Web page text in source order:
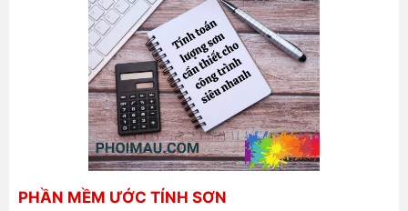
PHẦN MỀM ƯỚC TÍNH SƠN